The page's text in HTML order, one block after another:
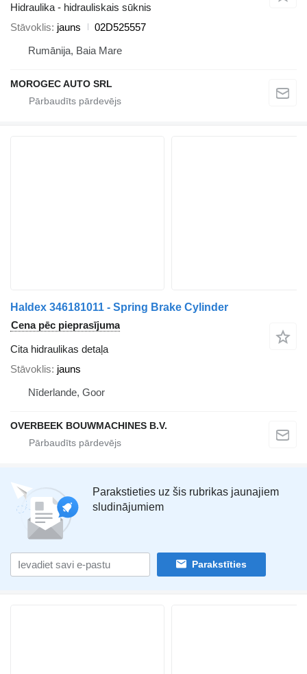
Hidraulika - hidrauliskais sūknis
Stāvoklis jauns
02D525557
Rumānija, Baia Mare
MOROGEC AUTO SRL
Haldex 346181011 - Spring Brake Cylinder
Cena pēc pieprasījuma
Cita hidraulikas detaļa
Stāvoklis jauns
Nīderlande, Goor
OVERBEEK BOUWMACHINES B.V.
Parakstieties uz šis rubrikas jaunajiem
sludinājumiem
Parakstīties